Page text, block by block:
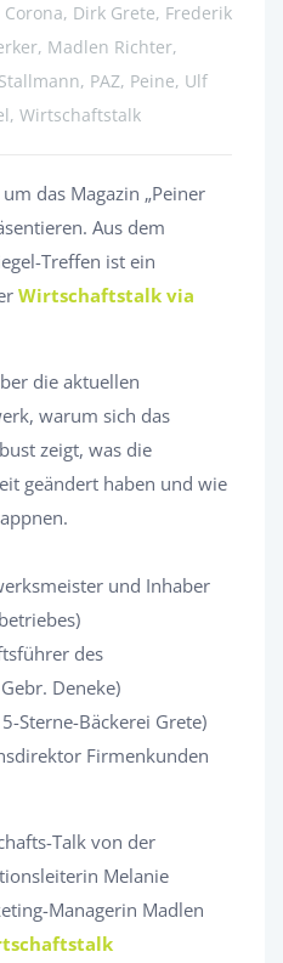
Corona, Dirk Grete, Frederik
Madlen Richter,
PAZ, Peine, Ulf
Wirtschaftstalk
das Magazin „Peiner
Aus dem
Treffen ist ein
Wirtschaftstalk via
die aktuellen
warum sich das
zeigt, was die
geändert haben und wie
und Inhaber
des
Deneke)
Sterne-Bäckerei Grete)
Firmenkunden
Talk von der
Melanie
Managerin Madlen